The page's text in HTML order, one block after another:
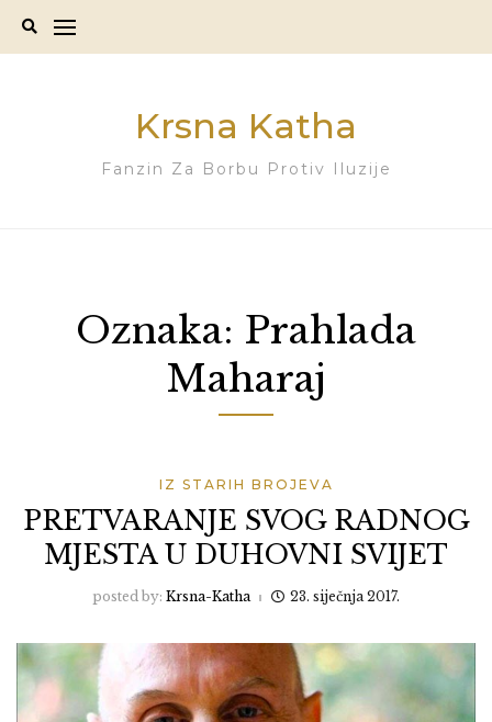
Krsna Katha
Fanzin Za Borbu Protiv Iluzije
Oznaka: Prahlada
Maharaj
IZ STARIH BROJEVA
PRETVARANJE SVOG RADNOG
MJESTA U DUHOVNI SVIJET
posted by: Krsna-Katha 23. siječnja 2017.